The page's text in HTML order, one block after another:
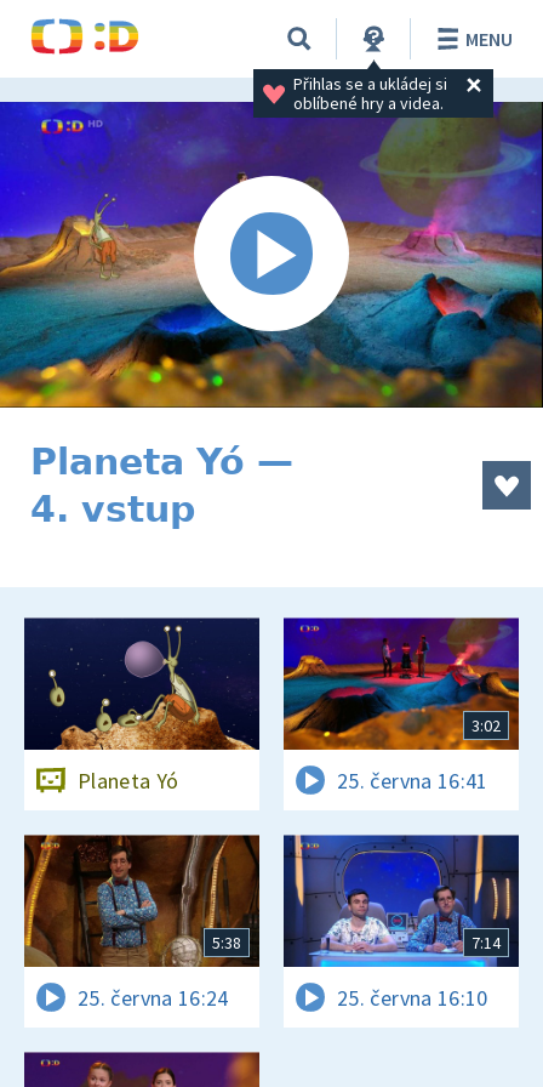
Přihlas se a ukládej si
oblíbené hry a videa.
MENU
Planeta Yó —
4. vstup
Planeta Yó
3:02
25. června 16:41
5:38
25. června 16:24
7:14
25. června 16:10